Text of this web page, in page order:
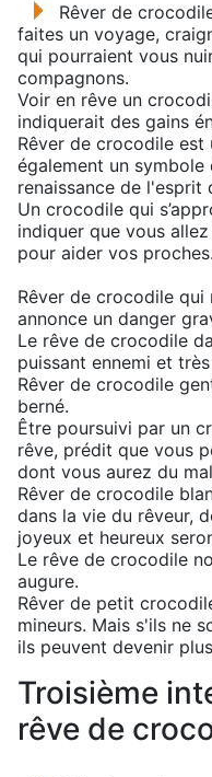
Rêver de
faites un voyage,
qui pourraient vous
compagnons.
Voir en rêve un
indiquerait des gains
Rêver de crocodile
également un
renaissance de l'esprit
Un crocodile qui
indiquer que vous
pour aider vos proches.
Rêver de crocodile
annonce un danger
Le rêve de crocodile
puissant ennemi et
Rêver de crocodile
berné.
Être poursuivi par un
rêve, prédit que vous
dont vous aurez du
Rêver de crocodile
dans la vie du rêveur,
joyeux et heureux
Le rêve de crocodile
augure.
Rêver de petit
mineurs. Mais s'ils ne
ils peuvent devenir
Troisième
rêve de